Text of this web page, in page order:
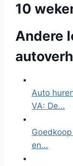
10
Andere
Auto
VA: De…
en…